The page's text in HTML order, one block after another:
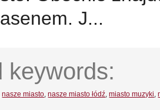
J...
keywords:
nasze miasto,nasze miasto łódź,miasto muzyki,